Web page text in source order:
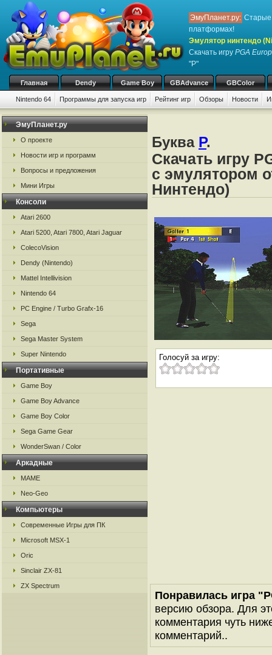
ЭмуПланет.ру: Старые
платформах!
Эмулятор нинтендо
Скачать игру PGA
"P"
Главная Dendy Game Boy GBAdvance GBColor
Nintendo 64 Программы для запуска игр Рейтинг игр Обзоры Новости
ЭмуПланет.ру
О проекте
Новости игр и программ
Вопросы и предложения
Мини Игры
Консоли
Atari 2600
Atari 5200, Atari 7800, Atari Jaguar
ColecoVision
Dendy (Nintendo)
Mattel Intellivision
Nintendo 64
PC Engine / Turbo Grafx-16
Sega
Sega Master System
Super Nintendo
Портативные
Game Boy
Game Boy Advance
Game Boy Color
Sega Game Gear
WonderSwan / Color
Аркадные
MAME
Neo-Geo
Компьютеры
Современные Игры для ПК
Microsoft MSX-1
Oric
Sinclair ZX-81
ZX Spectrum
Буква P.
Скачать игру
с эмулятором
Нинтендо)
Голосуй за игру:
Понравилась игра
версию обзора. Для
комментария чуть
комментарий..